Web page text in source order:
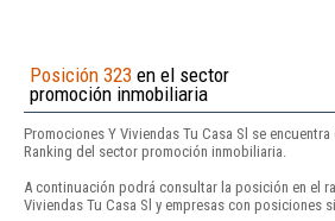
Posición 323 en el sector
promoción inmobiliaria
Promociones Y Viviendas Tu Casa Sl se encuentra
Ranking del sector promoción inmobiliaria.
A continuación podrá consultar la posición en el
Viviendas Tu Casa Sl y empresas con posiciones